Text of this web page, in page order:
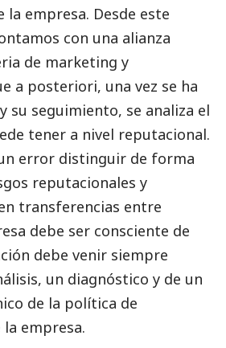
la empresa. Desde este
con una alianza
de marketing y
a posteriori, una vez se ha
su seguimiento, se analiza el
tener a nivel reputacional.
error distinguir de forma
reputacionales y
transferencias entre
debe ser consciente de
debe venir siempre
un diagnóstico y de un
de la política de
empresa.